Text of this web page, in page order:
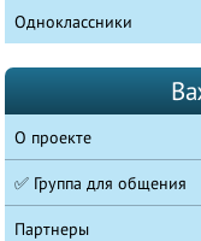
Одноклассники
О проекте
✅ Группа для общения
Партнеры